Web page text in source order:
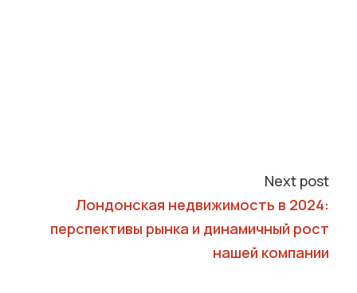
Next post
Лондонская недвижимость в 2024:
перспективы рынка и динамичный рост
нашей компании